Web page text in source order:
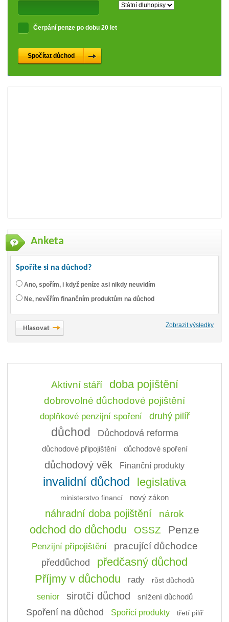
Čerpání penze po dobu 20 let
Anketa
Spoříte si na důchod?
Ano, spořím, i když peníze asi nikdy neuvidím
Ne, nevěřím finančním produktům na důchod
Zobrazit výsledky
Aktivní stáří doba pojištění
dobrovolné důchodové pojištění
doplňkové penzijní spoření druhý pilíř
důchod Důchodová reforma
důchodové připojištění důchodové spoření
důchodový věk Finanční produkty
invalidní důchod legislativa
ministerstvo financí nový zákon
náhradní doba pojištění nárok
odchod do důchodu OSSZ Penze
Penzijní připojištění pracující důchodce
předdůchod předčasný důchod
Příjmy v důchodu rady růst důchodů
senior sirotčí důchod snížení důchodů
Spoření na důchod Spořící produkty třetí pilíř